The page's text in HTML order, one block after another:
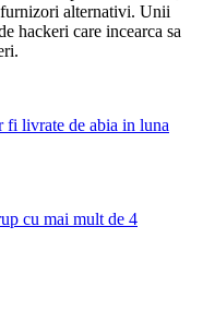
alternativi. Unii
hackeri care incearca sa
fi livrate de abia in luna
cu mai mult de 4